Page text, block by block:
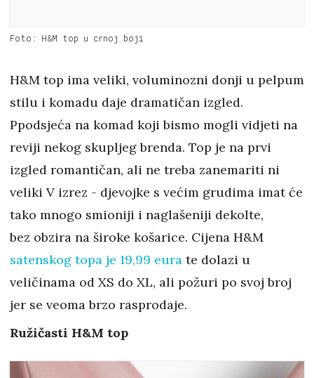
Foto: H&M top u crnoj boji
H&M top ima veliki, voluminozni donji u pelpum
stilu i komadu daje dramatičan izgled.
Ppodsjeća na komad koji bismo mogli vidjeti na
reviji nekog skupljeg brenda. Top je na prvi
izgled romantičan, ali ne treba zanemariti ni
veliki V izrez - djevojke s većim grudima imat će
tako mnogo smioniji i naglašeniji dekolte,
bez obzira na široke košarice. Cijena H&M
satenskog topa je 19,99 eura te dolazi u
veličinama od XS do XL, ali požuri po svoj broj
jer se veoma brzo rasprodaje.
Ružičasti H&M top